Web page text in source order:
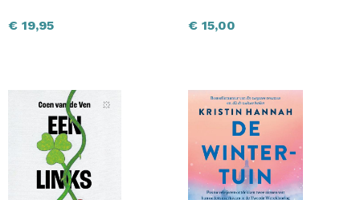
€ 19,95 € 15,00